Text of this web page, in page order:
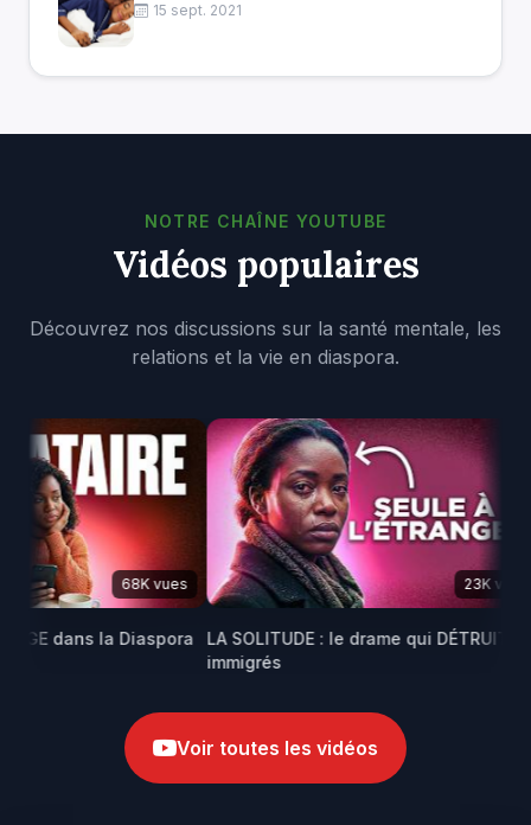
15 sept. 2021
NOTRE CHAÎNE YOUTUBE
Vidéos populaires
Découvrez nos discussions sur la santé mentale, les
relations et la vie en diaspora.
68K vues
dans la Diaspora
23K vues
LA SOLITUDE : le drame qui DÉTRUIT les
immigrés
Voir toutes les vidéos